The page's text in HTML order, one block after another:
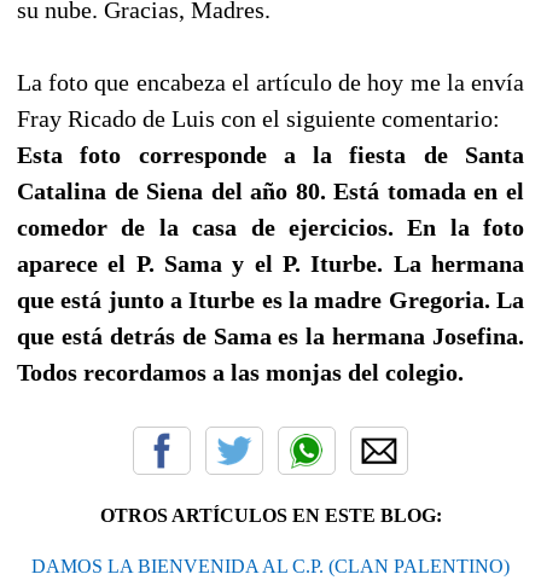
su nube. Gracias, Madres.
La foto que encabeza el artículo de hoy me la envía
Fray Ricado de Luis con el siguiente comentario:
Esta foto corresponde a la fiesta de Santa
Catalina de Siena del año 80. Está tomada en el
comedor de la casa de ejercicios. En la foto
aparece el P. Sama y el P. Iturbe. La hermana
que está junto a Iturbe es la madre Gregoria. La
que está detrás de Sama es la hermana Josefina.
Todos recordamos a las monjas del colegio.
OTROS ARTÍCULOS EN ESTE BLOG:
DAMOS LA BIENVENIDA AL C.P. (CLAN PALENTINO)